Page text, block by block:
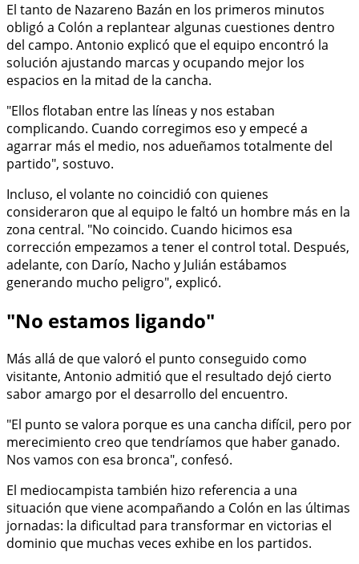
El tanto de Nazareno Bazán en los primeros minutos
obligó a Colón a replantear algunas cuestiones dentro
del campo. Antonio explicó que el equipo encontró la
solución ajustando marcas y ocupando mejor los
espacios en la mitad de la cancha.
"Ellos flotaban entre las líneas y nos estaban
complicando. Cuando corregimos eso y empecé a
agarrar más el medio, nos adueñamos totalmente del
partido", sostuvo.
Incluso, el volante no coincidió con quienes
consideraron que al equipo le faltó un hombre más en la
zona central. "No coincido. Cuando hicimos esa
corrección empezamos a tener el control total. Después,
adelante, con Darío, Nacho y Julián estábamos
generando mucho peligro", explicó.
"No estamos ligando"
Más allá de que valoró el punto conseguido como
visitante, Antonio admitió que el resultado dejó cierto
sabor amargo por el desarrollo del encuentro.
"El punto se valora porque es una cancha difícil, pero por
merecimiento creo que tendríamos que haber ganado.
Nos vamos con esa bronca", confesó.
El mediocampista también hizo referencia a una
situación que viene acompañando a Colón en las últimas
jornadas: la dificultad para transformar en victorias el
dominio que muchas veces exhibe en los partidos.